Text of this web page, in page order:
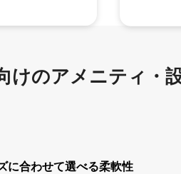
け⁠のア⁠メ⁠ニ⁠テ⁠ィ⁠・
に合わせて選べる柔軟性